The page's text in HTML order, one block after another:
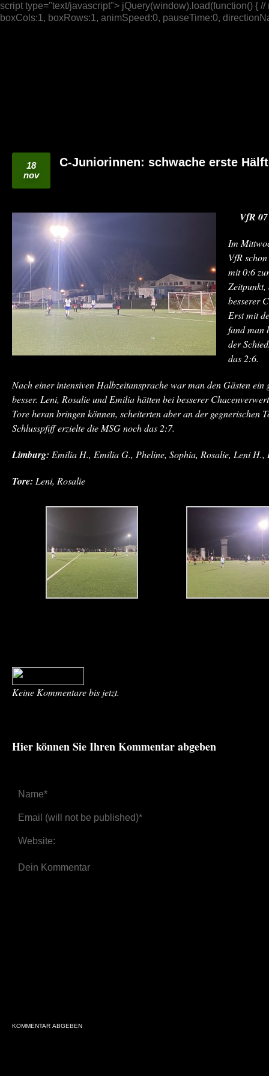
script type="text/javascript"> jQuery(window).load(function() {
boxCols:1, boxRows:1, animSpeed:0, pauseTime:0,
18
nov
C-Juniorinnen: schwache erste
VfR
Im
VfR
mit 0:6
Zeitpunkt,
besserer
Erst mit
fand man
der
das 2:6.
Nach einer intensiven Halbzeitansprache war man den Gästen ein
besser. Leni, Rosalie und Emilia hätten bei besserer
Tore heran bringen können, scheiterten aber an der gegnerischen
Schlusspfiff erzielte die MSG noch das 2:7.
Limburg: Emilia H., Emilia G., Pheline, Sophia, Rosalie, Leni H.,
Tore: Leni, Rosalie
Keine Kommentare bis jetzt.
Hier können Sie Ihren Kommentar abgeben